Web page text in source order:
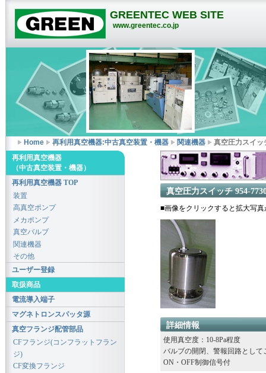
GREENTEC WEB SITE
www.greentec.co.jp
Home 再利用真空機器:中古真空装置・機器 関連機器 真空圧力スイ
真空圧力スイッチ 954-
■画像をクリックすると拡大写
詳細情報
使用真空度：10-8Pa程度
バルブの開閉、警報回路として
ON・OFF制御信号付
再利用真空機器
（中古真空装置・機器）
再利用真空機器 TOP
装置
高真空ポンプ
メカポンプ
真空バルブ
関連機器
その他
ユーザー登録
取扱商品
電流導入端子
マグネトロンスパッタ源
真空フランジ配管部品
CFフランジ(コンフラットフラン
ジ)
CF変換フランジ